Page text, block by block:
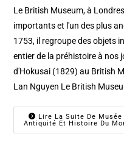
Le British Museum, à
importants et l'un des plus
1753, il regroupe des objets
entier de la préhistoire à nos
d'Hokusai (1829) au British
Lan Nguyen Le British
Lire La Suite De
Antiquité Et Histoire Du